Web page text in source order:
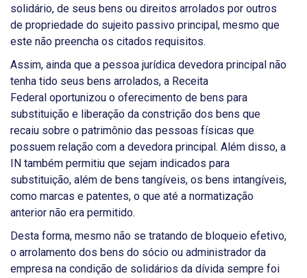
solidário, de seus bens ou direitos arrolados por outros
de propriedade do sujeito passivo principal, mesmo que
este não preencha os citados requisitos.
Assim, ainda que a pessoa jurídica devedora principal não
tenha tido seus bens arrolados, a Receita
Federal oportunizou o oferecimento de bens para
substituição e liberação da constrição dos bens que
recaiu sobre o patrimônio das pessoas físicas que
possuem relação com a devedora principal. Além disso, a
IN também permitiu que sejam indicados para
substituição, além de bens tangíveis, os bens intangíveis,
como marcas e patentes, o que até a normatização
anterior não era permitido.
Desta forma, mesmo não se tratando de bloqueio efetivo,
o arrolamento dos bens do sócio ou administrador da
empresa na condição de solidários da dívida sempre foi